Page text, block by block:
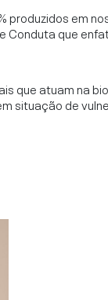
produzidos em
Conduta que
que atuam na
situação de